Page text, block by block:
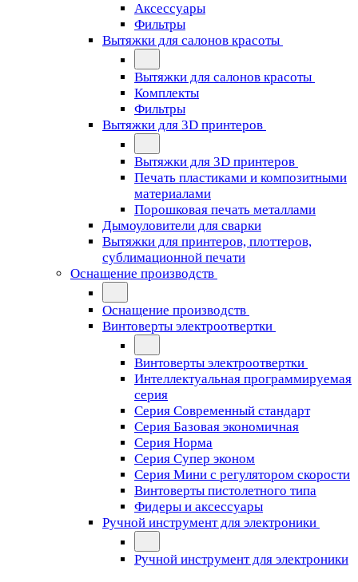
Аксессуары
Фильтры
Вытяжки для салонов красоты
Вытяжки для салонов красоты
Комплекты
Фильтры
Вытяжки для 3D принтеров
Вытяжки для 3D принтеров
Печать пластиками и композитными
материалами
Порошковая печать металлами
Дымоуловители для сварки
Вытяжки для принтеров, плоттеров,
сублимационной печати
Оснащение производств
Оснащение производств
Винтоверты электроотвертки
Винтоверты электроотвертки
Интеллектуальная программируемая
серия
Серия Современный стандарт
Серия Базовая экономичная
Серия Норма
Серия Cупер эконом
Серия Мини с регулятором скорости
Винтоверты пистолетного типа
Фидеры и аксессуары
Ручной инструмент для электроники
Ручной инструмент для электроники